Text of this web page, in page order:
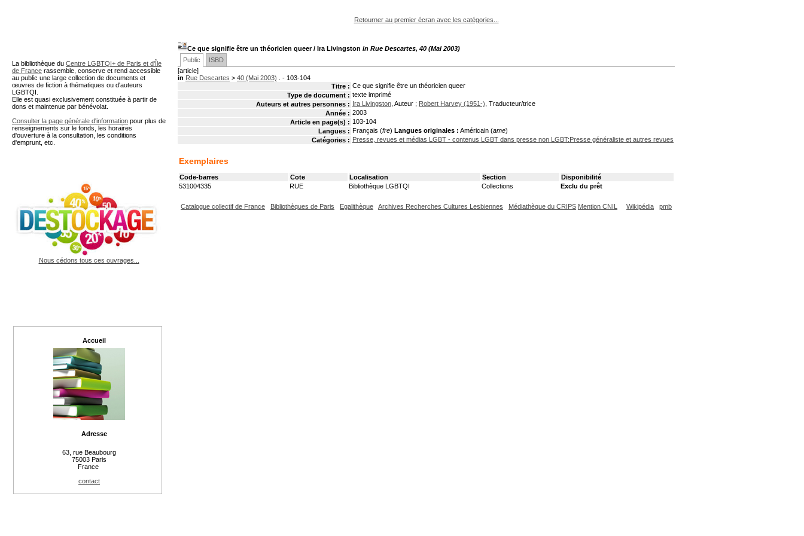
Retourner au premier écran avec les catégories...
Ce que signifie être un théoricien queer/ Ira Livingston in Rue Descartes, 40 (Mai 2003)
Public
ISBD
[article]
in Rue Descartes > 40 (Mai 2003) . - 103-104
Titre : Ce que signifie être un théoricien queer
Type de document : texte imprimé
Auteurs et autres personnes : Ira Livingston , Auteur ; Robert Harvey (1951-) , Traducteur/trice
Année : 2003
Article en page(s) : 103-104
Langues : Français (fre) Langues originales : Américain (ame)
Catégories : Presse, revues et médias LGBT - contenus LGBT dans presse non LGBT:Presse généraliste et autres revues
Exemplaires
Code-barres Cote Localisation Section
Disponibilité
531004335
RUE Bibliothèque LGBTQI Collections Exclu du prêt
Catalogue collectif de France Bibliothèques de Paris Egalithèque Archives Recherches Cultures Lesbiennes Médiathèque du CRIPS Mention CNIL Wikipédia pmb
La bibliothèque du Centre LGBTQI+ de Paris et d'Île
de France rassemble, conserve et rend accessible
au public une large collection de documents et
œuvres de fiction à thématiques ou d'auteurs
LGBTQI.
Elle est quasi exclusivement constituée à partir de
dons et maintenue par bénévolat.
Consulter la page générale d'information pour plus de
renseignements sur le fonds, les horaires
d'ouverture à la consultation, les conditions
d'emprunt, etc.
Nous cédons tous ces ouvrages...
Accueil
Adresse
63, rue Beaubourg
75003 Paris
France
contact